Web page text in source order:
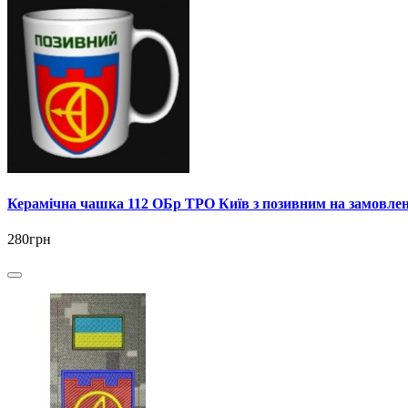
Керамічна чашка 112 ОБр ТРО Київ з позивним на
280грн